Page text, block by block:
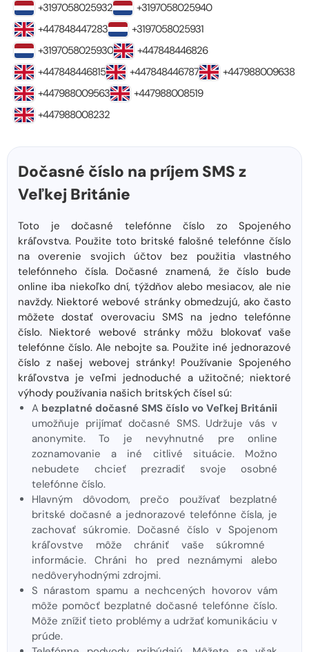
+3197058025932
+3197058025940
+447848447283
+3197058025931
+3197058025930
+447848446826
+447848446815
+447848446787
+447988009638
+447988009563
+447988008519
+447988008232
Dočasné číslo na príjem SMS z
Veľkej Británie
Toto je dočasné telefónne číslo zo Spojeného
kráľovstva. Použite toto britské falošné telefónne číslo
na overenie svojich účtov bez použitia vlastného
telefónneho čísla. Dočasné znamená, že číslo bude
online iba niekoľko dní, týždňov alebo mesiacov, ale nie
navždy. Niektoré webové stránky obmedzujú, ako často
môžete dostať overovaciu SMS na jedno telefónne
číslo. Niektoré webové stránky môžu blokovať vaše
telefónne číslo. Ale nebojte sa. Použite iné jednorazové
číslo z našej webovej stránky! Používanie Spojeného
kráľovstva je veľmi jednoduché a užitočné; niektoré
výhody používania našich britských čísel sú:
A bezplatné dočasné SMS číslo vo Veľkej Británii
umožňuje prijímať dočasné SMS. Udržuje vás v
anonymite. To je nevyhnutné pre online
zoznamovanie a iné citlivé situácie. Možno
nebudete chcieť prezradiť svoje osobné
telefónne číslo.
Hlavným dôvodom, prečo používať bezplatné
britské dočasné a jednorazové telefónne čísla, je
zachovať súkromie. Dočasné číslo v Spojenom
kráľovstve môže chrániť vaše súkromné ​​
informácie. Chráni ho pred neznámymi alebo
nedôveryhodnými zdrojmi.
S nárastom spamu a nechcených hovorov vám
môže pomôcť bezplatné dočasné telefónne číslo.
Môže znížiť tieto problémy a udržať komunikáciu v
prúde.